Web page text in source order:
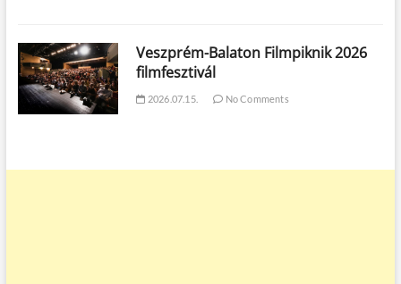
Veszprém-Balaton Filmpiknik 2026
filmfesztivál
2026.07.15. No Comments